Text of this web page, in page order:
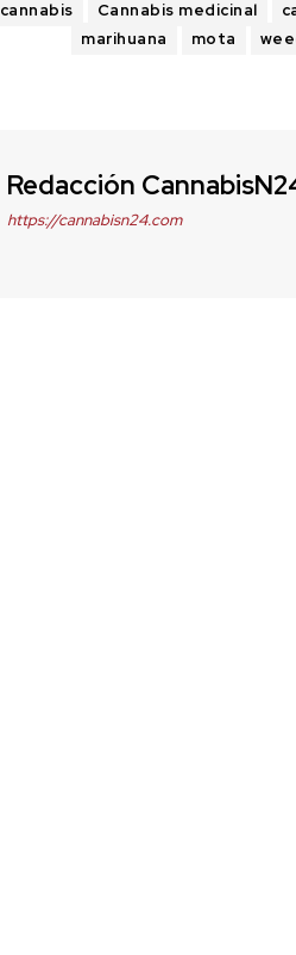
cannabis Cannabis medicinal
marihuana
mota
Redacción
https://cannabisn24.com